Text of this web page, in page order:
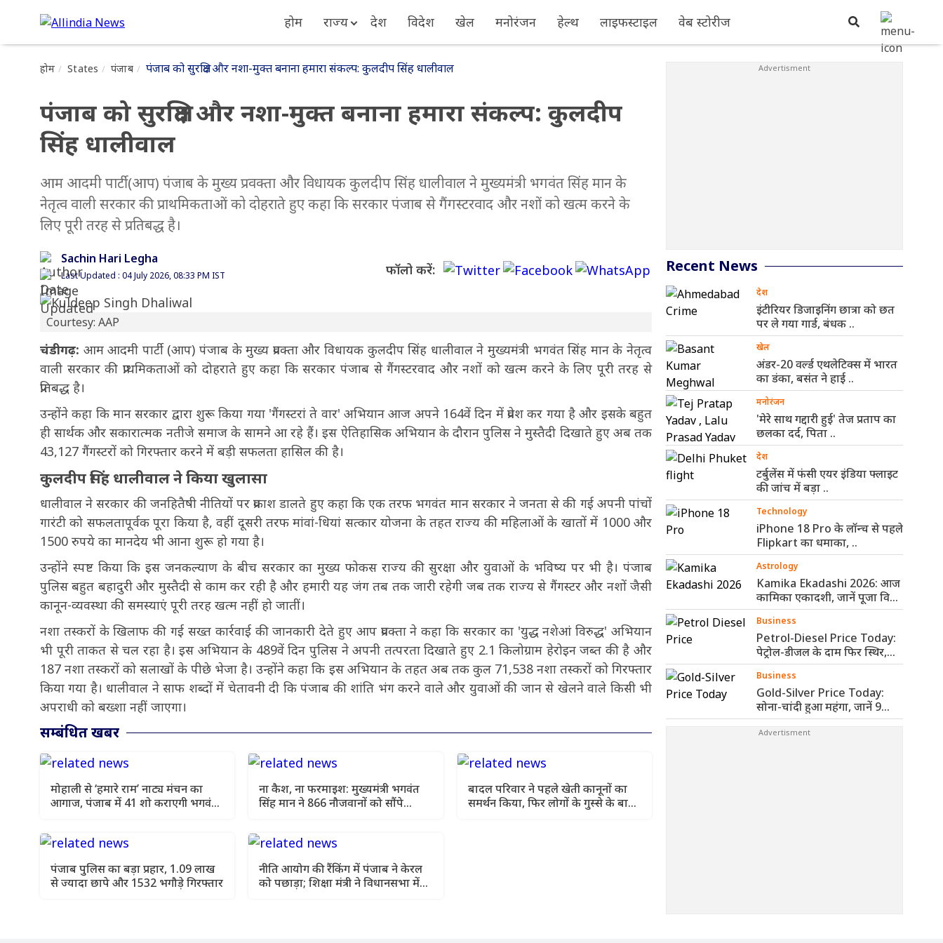
होम राज्य देश विदेश खेल मनोरंजन हेल्थ लाइफस्टाइल वेब स्टोरीज
होम States पंजाब पंजाब को सुरक्षित और नशा-मुक्त बनाना हमारा संकल्प: कुलदीप सिंह धालीवाल
पंजाब को सुरक्षित और नशा-मुक्त बनाना हमारा संकल्प: कुलदीप
सिंह धालीवाल
आम आदमी पार्टी (आप) पंजाब के मुख्य प्रवक्ता और विधायक कुलदीप सिंह धालीवाल ने मुख्यमंत्री भगवंत सिंह मान के
नेतृत्व वाली सरकार की प्राथमिकताओं को दोहराते हुए कहा कि सरकार पंजाब से गैंगस्टरवाद और नशों को खत्म करने के
लिए पूरी तरह से प्रतिबद्ध है।
Sachin Hari Legha
Last Updated : 04 July 2026, 08:33 PM IST फॉलो करें:
Courtesy: AAP
चंडीगढ़: आम आदमी पार्टी (आप) पंजाब के मुख्य प्रवक्ता और विधायक कुलदीप सिंह धालीवाल ने मुख्यमंत्री भगवंत सिंह मान के नेतृत्व
वाली सरकार की प्राथमिकताओं को दोहराते हुए कहा कि सरकार पंजाब से गैंगस्टरवाद और नशों को खत्म करने के लिए पूरी तरह से
प्रतिबद्ध है।
उन्होंने कहा कि मान सरकार द्वारा शुरू किया गया 'गैंगस्टरां ते वार' अभियान आज अपने 164वें दिन में प्रवेश कर गया है और इसके बहुत
ही सार्थक और सकारात्मक नतीजे समाज के सामने आ रहे हैं। इस ऐतिहासिक अभियान के दौरान पुलिस ने मुस्तैदी दिखाते हुए अब तक
43,127 गैंगस्टरों को गिरफ्तार करने में बड़ी सफलता हासिल की है।
कुलदीप सिंह धालीवाल ने किया खुलासा
धालीवाल ने सरकार की जनहितैषी नीतियों पर प्रकाश डालते हुए कहा कि एक तरफ भगवंत मान सरकार ने जनता से की गई अपनी पांचों
गारंटी को सफलतापूर्वक पूरा किया है, वहीं दूसरी तरफ मांवां-धियां सत्कार योजना के तहत राज्य की महिलाओं के खातों में 1000 और
1500 रुपये का मानदेय भी आना शुरू हो गया है।
उन्होंने स्पष्ट किया कि इस जनकल्याण के बीच सरकार का मुख्य फोकस राज्य की सुरक्षा और युवाओं के भविष्य पर भी है। पंजाब
पुलिस बहुत बहादुरी और मुस्तैदी से काम कर रही है और हमारी यह जंग तब तक जारी रहेगी जब तक राज्य से गैंगस्टर और नशों जैसी
कानून-व्यवस्था की समस्याएं पूरी तरह खत्म नहीं हो जातीं।
नशा तस्करों के खिलाफ की गई सख्त कार्रवाई की जानकारी देते हुए आप प्रवक्ता ने कहा कि सरकार का 'युद्ध नशेआं विरुद्ध' अभियान
भी पूरी ताकत से चल रहा है। इस अभियान के 489वें दिन पुलिस ने अपनी तत्परता दिखाते हुए 2.1 किलोग्राम हेरोइन जब्त की है और
187 नशा तस्करों को सलाखों के पीछे भेजा है। उन्होंने कहा कि इस अभियान के तहत अब तक कुल 71,538 नशा तस्करों को गिरफ्तार
किया गया है। धालीवाल ने साफ शब्दों में चेतावनी दी कि पंजाब की शांति भंग करने वाले और युवाओं की जान से खेलने वाले किसी भी
अपराधी को बख्शा नहीं जाएगा।
सम्बंधित खबर
मोहाली से ‘हमारे राम’ नाट्य मंचन का
आगाज, पंजाब में 41 शो कराएगी भगवंत
ना कैश, ना फरमाइश: मुख्यमंत्री भगवंत
सिंह मान ने 866 नौजवानों को सौंपे
बादल परिवार ने पहले खेती कानूनों का
समर्थन किया, फिर लोगों के गुस्से के बाद
पंजाब पुलिस का बड़ा प्रहार, 1.09 लाख
से ज्यादा छापे और 1532 भगौड़े गिरफ्तार
नीति आयोग की रैंकिंग में पंजाब ने केरल
को पछाड़ा; शिक्षा मंत्री ने विधानसभा में
Recent News
देश
इंटीरियर डिजाइनिंग छात्रा को छत
पर ले गया गार्ड, बंधक ..
खेल
अंडर-20 वर्ल्ड एथलेटिक्स में भारत
का डंका, बसंत ने हाई ..
मनोरंजन
'मेरे साथ गद्दारी हुई' तेज प्रताप का
छलका दर्द, पिता ..
देश
टर्बुलेंस में फंसी एयर इंडिया फ्लाइट
की जांच में बड़ा ..
Technology
iPhone 18 Pro के लॉन्च से पहले
Flipkart का धमाका, ..
Astrology
Kamika Ekadashi 2026: आज
कामिका एकादशी, जानें पूजा विधि
और ..
Business
Petrol-Diesel Price Today:
पेट्रोल-डीजल के दाम फिर स्थिर,
जानें आपके ..
Business
Gold-Silver Price Today:
सोना-चांदी हुआ महंगा, जानें 9
अगस्त के ..